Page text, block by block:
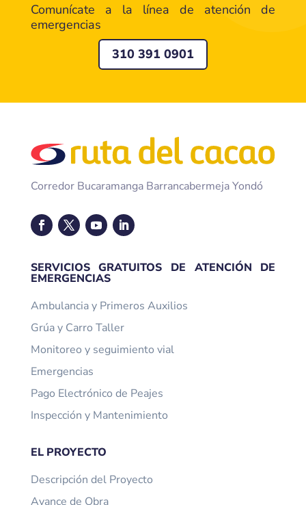
Comunícate a la línea de atención de
emergencias
310 391 0901
Corredor Bucaramanga Barrancabermeja Yondó
SERVICIOS GRATUITOS DE ATENCIÓN DE
EMERGENCIAS
Ambulancia y Primeros Auxilios
Grúa y Carro Taller
Monitoreo y seguimiento vial
Emergencias
Pago Electrónico de Peajes
Inspección y Mantenimiento
EL PROYECTO
Descripción del Proyecto
Avance de Obra